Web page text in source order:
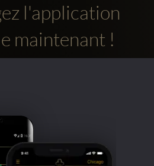
l'application
maintenant !